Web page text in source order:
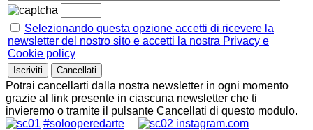
Selezionando questa opzione accetti di ricevere la
newsletter del nostro sito e accetti la nostra Privacy e
Cookie policy
Potrai cancellarti dalla nostra newsletter in ogni momento
grazie al link presente in ciascuna newsletter che ti
invieremo o tramite il pulsante Cancellati di questo modulo.
#solooperedarte
instagram.com